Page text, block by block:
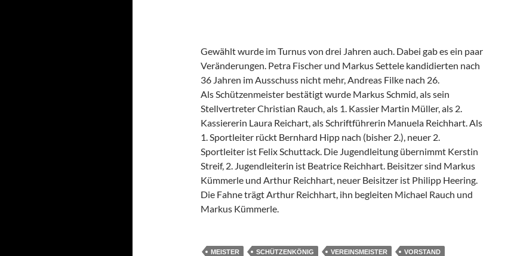
Gewählt wurde im Turnus von drei Jahren auch. Dabei gab es ein paar
Veränderungen. Petra Fischer und Markus Settele kandidierten nach
36 Jahren im Ausschuss nicht mehr, Andreas Filke nach 26.
Als Schützenmeister bestätigt wurde Markus Schmid, als sein
Stellvertreter Christian Rauch, als 1. Kassier Martin Müller, als 2.
Kassiererin Laura Reichart, als Schriftführerin Manuela Reichhart. Als
1. Sportleiter rückt Bernhard Hipp nach (bisher 2.), neuer 2.
Sportleiter ist Felix Schuttack. Die Jugendleitung übernimmt Kerstin
Streif, 2. Jugendleiterin ist Beatrice Reichhart. Beisitzer sind Markus
Kümmerle und Arthur Reichhart, neuer Beisitzer ist Philipp Heering.
Die Fahne trägt Arthur Reichhart, ihn begleiten Michael Rauch und
Markus Kümmerle.
MEISTER SCHÜTZENKÖNIG VEREINSMEISTER
VORSTAND